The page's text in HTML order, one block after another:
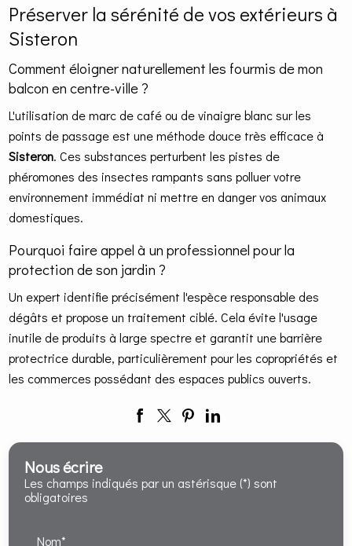
Préserver la sérénité de vos extérieurs à
Sisteron
Comment éloigner naturellement les fourmis de mon
balcon en centre-ville ?
L'utilisation de marc de café ou de vinaigre blanc sur les
points de passage est une méthode douce très efficace à
Sisteron. Ces substances perturbent les pistes de
phéromones des insectes rampants sans polluer votre
environnement immédiat ni mettre en danger vos animaux
domestiques.
Pourquoi faire appel à un professionnel pour la
protection de son jardin ?
Un expert identifie précisément l'espèce responsable des
dégâts et propose un traitement ciblé. Cela évite l'usage
inutile de produits à large spectre et garantit une barrière
protectrice durable, particulièrement pour les copropriétés et
les commerces possédant des espaces publics ouverts.
Nous écrire
Les champs indiqués par un astérisque (*) sont
obligatoires
Nom*